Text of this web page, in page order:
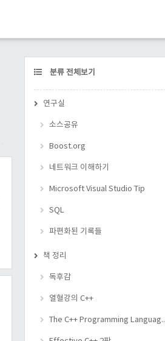
CATEGORY
분류 전체보기
연구실
소스공유
Boost.org
네트워크 이해하기
Microsoft Visual Studio Tip
SQL
파편화된 기록들
책 정리
독후감
열혈강의 C++
The C++ Programming Languag..